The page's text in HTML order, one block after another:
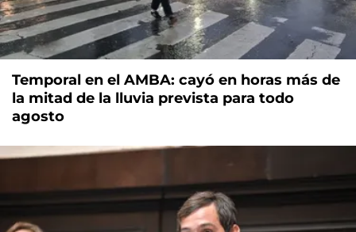
Temporal en el AMBA: cayó en horas más de
la mitad de la lluvia prevista para todo
agosto